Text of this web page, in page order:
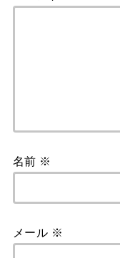
名前 ※
メール ※